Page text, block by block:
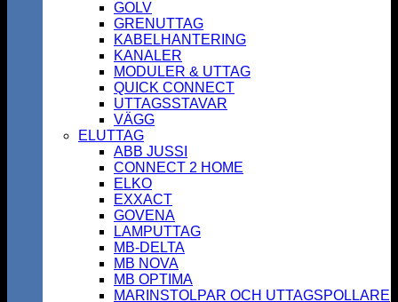
GOLV
GRENUTTAG
KABELHANTERING
KANALER
MODULER & UTTAG
QUICK CONNECT
UTTAGSSTAVAR
VÄGG
ELUTTAG
ABB JUSSI
CONNECT 2 HOME
ELKO
EXXACT
GOVENA
LAMPUTTAG
MB-DELTA
MB NOVA
MB OPTIMA
MARINSTOLPAR OCH UTTAGSPOLLARE